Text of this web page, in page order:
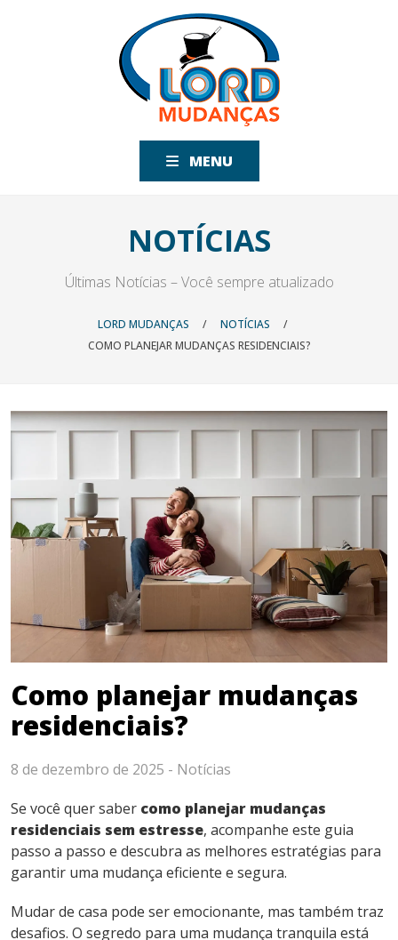
MENU
NOTÍCIAS
Últimas Notícias – Você sempre atualizado
LORD MUDANÇAS / NOTÍCIAS
/
COMO PLANEJAR MUDANÇAS RESIDENCIAIS?
Como planejar mudanças
residenciais?
8 de dezembro de 2025 - Notícias
Se você quer saber como planejar mudanças
residenciais sem estresse, acompanhe este guia
passo a passo e descubra as melhores estratégias para
garantir uma mudança eficiente e segura.
Mudar de casa pode ser emocionante, mas também traz
desafios. O segredo para uma mudança tranquila está